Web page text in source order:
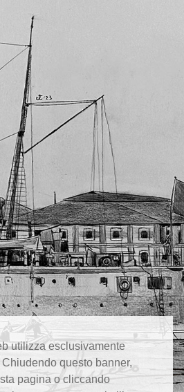
utilizza esclusivamente
questo banner,
pagina o cliccando